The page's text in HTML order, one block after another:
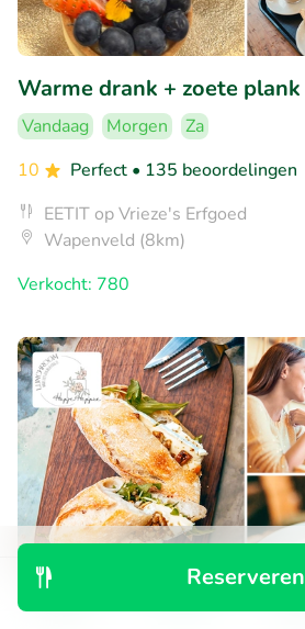
Reserveren
Warme drank + zoete plank
Vandaag Morgen
Za
10
Perfect • 135 beoordelingen
EETIT op Vrieze's Erfgoed
Wapenveld (8km)
Verkocht: 780